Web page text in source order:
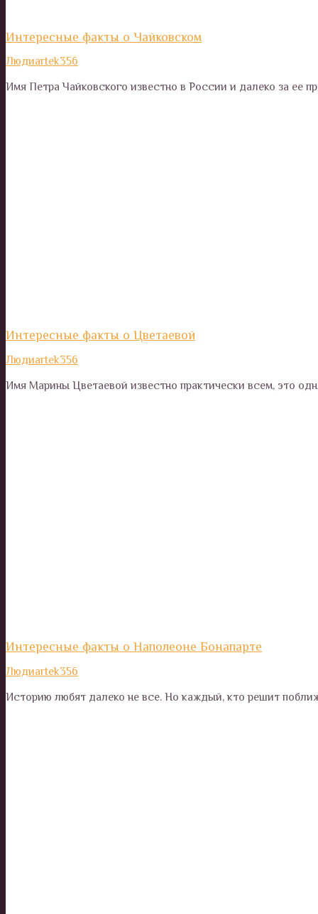
Интересные факты о Чайковском
Людиartek356
Имя Петра Чайковского известно в России и далеко за ее
Интересные факты о Цветаевой
Людиartek356
Имя Марины Цветаевой известно практически всем, это
Интересные факты о Наполеоне Бонапарте
Людиartek356
Историю любят далеко не все. Но каждый, кто решит